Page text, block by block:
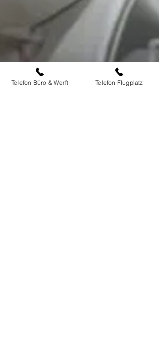
Telefon Büro & Werft Telefon Flugplatz